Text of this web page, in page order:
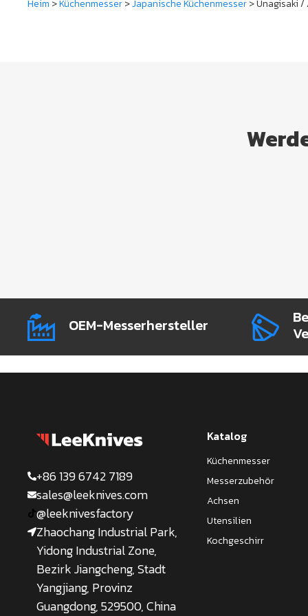
Heim >Küchenmesser>Japanische Küchenmesser> Unagisaki
OEM-Messerhersteller
+86 139 6742 7189
sales@leeknives.com
@leeknivesfactory
Zhaochang Industrial Park,
Yidong Industrial Zone,
Bezirk Jiangcheng, Stadt
Yangjiang, Provinz
Guangdong, 529500, China
Katalog
Küchenmesser
Messerzubehör
Achsen
Utensilien
Kochgeschirr